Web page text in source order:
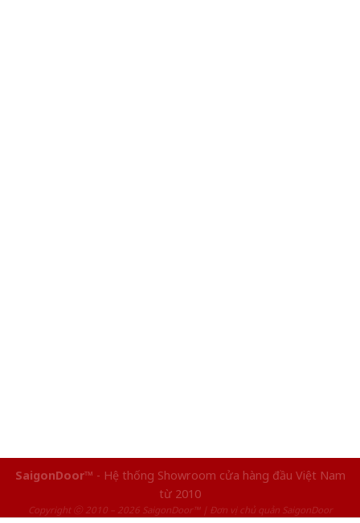
SaigonDoor™ - Hệ thống Showroom cửa hàng đầu Việt Nam
từ 2010
Copyright ⓒ 2010 – 2026 SaigonDoor™ | Đơn vị chủ quản SaigonDoor